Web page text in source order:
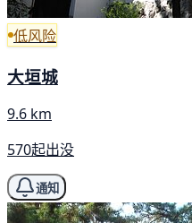
低风险
大垣城
9.6 km
570起出没
通知